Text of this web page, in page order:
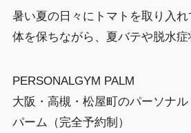
暑い夏の日々にトマトを取り入
体を保ちながら、夏バテや脱水症
PERSONALGYM PALM
大阪・高槻・松屋町のパーソナ
パーム（完全予約制）